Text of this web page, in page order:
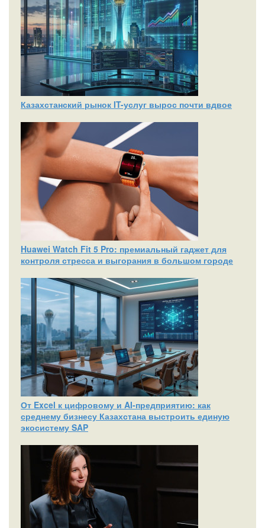
Казахстанский рынок IT-услуг вырос почти вдвое
Huawei Watch Fit 5 Pro: премиальный гаджет для
контроля стресса и выгорания в большом городе
От Excel к цифровому и AI‑предприятию: как
среднему бизнесу Казахстана выстроить единую
экосистему SAP